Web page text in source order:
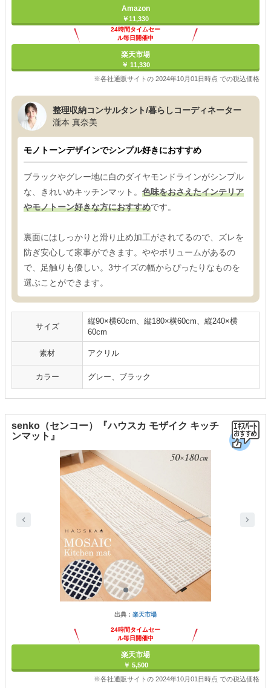
Amazon
￥11,330
24時間タイムセー
ル毎日開催中
楽天市場
￥ 11,330
※各社通販サイトの 2024年10月01日時点 での税込価格
整理収納コンサルタント/暮らしコーディネーター
瀧本 真奈美
モノトーンデザインでシンプル好きにおすすめ
ブラックやグレー地に白のダイヤモンドラインがシンプル
な、きれいめキッチンマット。 色味をおさえたインテリア
やモノトーン好きな方におすすめです。
裏面にはしっかりと滑り止め加工がされてるので、ズレを
防ぎ安心して家事ができます。ややボリュームがあるの
で、足触りも優しい。3サイズの幅からぴったりなものを
選ぶことができます。
サイズ
縦90×横60cm、縦180×横60cm、縦240×横
60cm
素材 アクリル
カラー グレー、ブラック
senko（センコー）『ハウスカ モザイク キッチ
ンマット』
出典： 楽天市場
24時間タイムセー
ル毎日開催中
楽天市場
￥ 5,500
※各社通販サイトの 2024年10月01日時点 での税込価格